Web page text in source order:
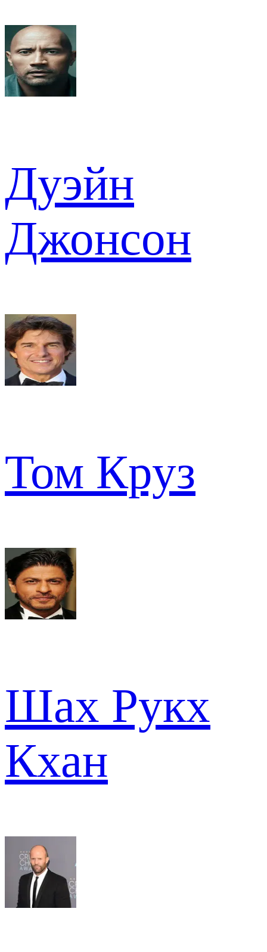
Дуэйн
Джонсон
Том Круз
Шах Рукх
Кхан